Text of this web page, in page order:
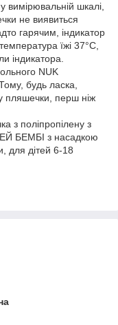
вимірювальній шкалі,
не виявиться
гарячим, індикатор
їжі 37°C,
індикатора.
NUK
будь ласка,
пляшечки, перш ніж
з поліпропілену з
БЕМБІ з насадкою
для дітей 6-18